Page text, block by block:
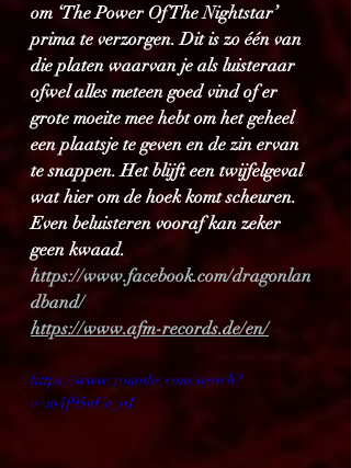
om ‘The Power Of The Nightstar’
prima te verzorgen. Dit is zo één van
die platen waarvan je als luisteraar
ofwel alles meteen goed vind of er
grote moeite mee hebt om het geheel
een plaatsje te geven en de zin ervan
te snappen. Het blijft een twijfelgeval
wat hier om de hoek komt scheuren.
Even beluisteren vooraf kan zeker
geen kwaad.
https://www.facebook.com/dragonlan
dband/
https://www.afm-records.de/en/
https://www.youtube.com/watch?
v=m4f95uUe_nI